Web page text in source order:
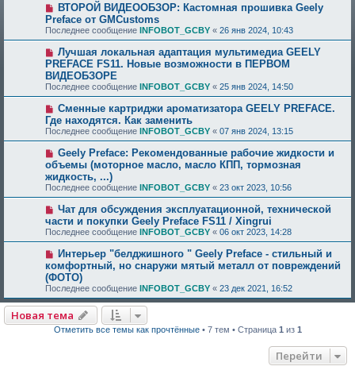
ВТОРОЙ ВИДЕООБЗОР: Кастомная прошивка Geely
Preface от GMCustoms
Последнее сообщение INFOBOT_GCBY « 26 янв 2024, 10:43
Лучшая локальная адаптация мультимедиа GEELY
PREFACE FS11. Новые возможности в ПЕРВОМ
ВИДЕОБЗОРЕ
Последнее сообщение INFOBOT_GCBY « 25 янв 2024, 14:50
Сменные картриджи ароматизатора GEELY PREFACE.
Где находятся. Как заменить
Последнее сообщение INFOBOT_GCBY « 07 янв 2024, 13:15
Geely Preface: Рекомендованные рабочие жидкости и
объемы (моторное масло, масло КПП, тормозная
жидкость, ...)
Последнее сообщение INFOBOT_GCBY « 23 окт 2023, 10:56
Чат для обсуждения эксплуатационной, технической
части и покупки Geely Preface FS11 / Xingrui
Последнее сообщение INFOBOT_GCBY « 06 окт 2023, 14:28
Интерьер "белджишного " Geely Preface - стильный и
комфортный, но снаружи мятый металл от повреждений
(ФОТО)
Последнее сообщение INFOBOT_GCBY « 23 дек 2021, 16:52
Новая тема
Отметить все темы как прочтённые• 7 тем • Страница 1 из 1
Перейти